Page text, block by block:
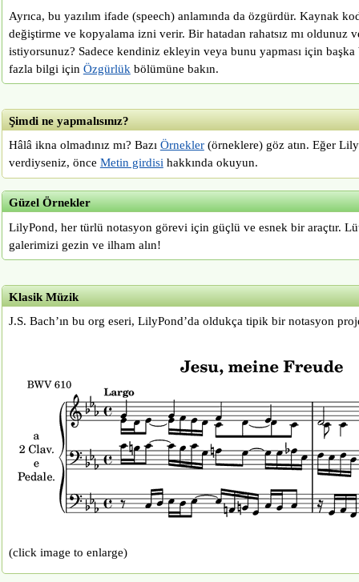
Ayrıca, bu yazılım ifade (speech) anlamında da özgürdür. Kaynak
değiştirme ve kopyalama izni verir. Bir hatadan rahatsız mı oldunuz
istiyorsunuz? Sadece kendiniz ekleyin veya bunu yapması için
fazla bilgi için Özgürlük bölümüne bakın.
Şimdi ne yapmalısınız?
Hâlâ ikna olmadınız mı? Bazı Örnekler(örneklere) göz atın. Eğer
verdiyseniz, önce Metin girdisi hakkında okuyun.
Güzel Örnekler
LilyPond, her türlü notasyon görevi için güçlü ve esnek bir araçtır.
galerimizi gezin ve ilham alın!
Klasik Müzik
J.S. Bach’ın bu org eseri, LilyPond’da oldukça tipik bir notasyon
(click image to enlarge)